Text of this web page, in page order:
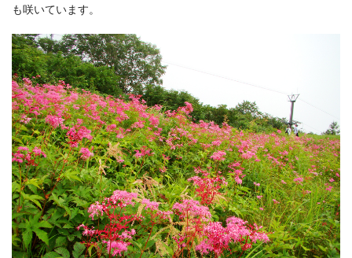
も咲いています。